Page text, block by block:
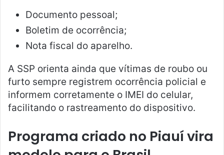
Documento pessoal;
Boletim de ocorrência;
Nota fiscal do aparelho.
A SSP orienta ainda que vítimas de roubo ou
furto sempre registrem ocorrência policial e
informem corretamente o IMEI do celular,
facilitando o rastreamento do dispositivo.
Programa criado no Piauí vira